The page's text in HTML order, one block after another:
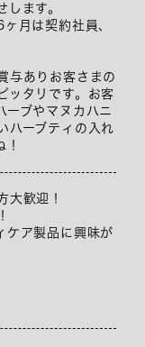
します。
月は契約社員、
与ありお客さまの
ッタリです。お客
ーブやマヌカハニ
ハーブティの入れ
大歓迎！
ケア製品に興味が